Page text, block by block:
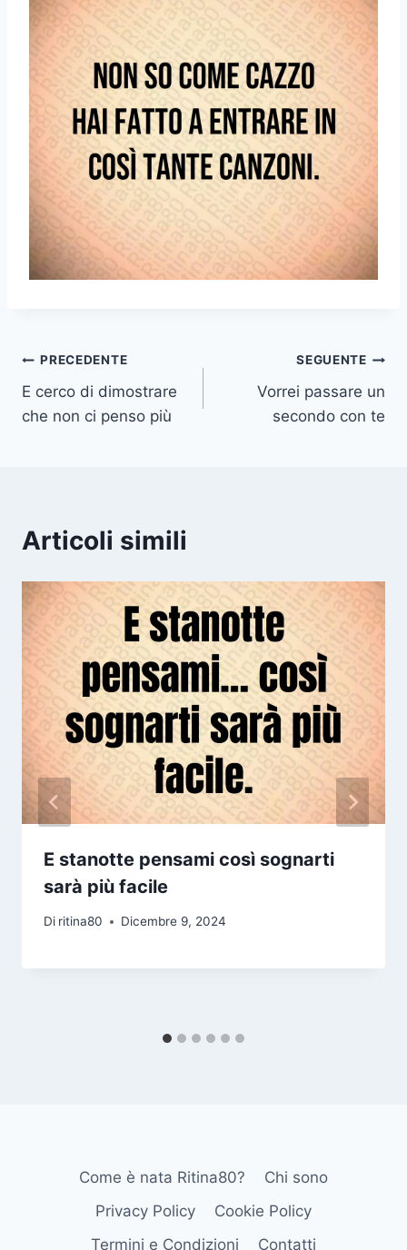
Navigazione
articoli
PRECEDENTE
E cerco di dimostrare
che non ci penso più
SEGUENTE
Vorrei passare un
secondo con te
Articoli simili
E stanotte pensami così sognarti
sarà più facile
Di ritina80 Dicembre 9, 2024
Come è nata Ritina80?
Chi sono
Privacy Policy
Cookie Policy
Termini e Condizioni
Contatti